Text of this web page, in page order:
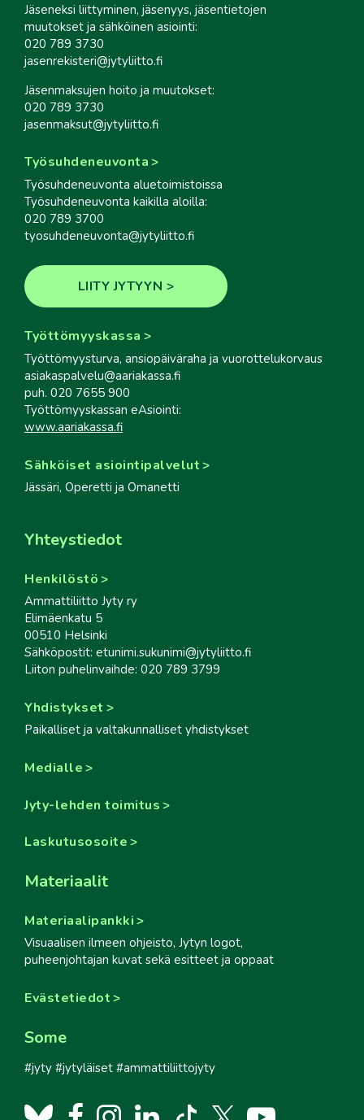
Jäseneksi liittyminen, jäsenyys, jäsentietojen
muutokset ja sähköinen asiointi:
020 789 3730
jasenrekisteri@jytyliitto.fi
Jäsenmaksujen hoito ja muutokset:
020 789 3730
jasenmaksut@jytyliitto.fi
Työsuhdeneuvonta
Työsuhdeneuvonta aluetoimistoissa
Työsuhdeneuvonta kaikilla aloilla:
020 789 3700
tyosuhdeneuvonta@jytyliitto.fi
LIITY JYTYYN
Työttömyyskassa
Työttömyysturva, ansiopäiväraha ja vuorottelukorvaus
asiakaspalvelu@aariakassa.fi
puh. 020 7655 900
Työttömyyskassan eAsiointi:
www.aariakassa.fi
Sähköiset asiointipalvelut
Jässäri, Operetti ja Omanetti
Yhteystiedot
Henkilöstö
Ammattiliitto Jyty ry
Elimäenkatu 5
00510 Helsinki
Sähköpostit: etunimi.sukunimi@jytyliitto.fi
Liiton puhelinvaihde: 020 789 3799
Yhdistykset
Paikalliset ja valtakunnalliset yhdistykset
Medialle
Jyty-lehden toimitus
Laskutusosoite
Materiaalit
Materiaalipankki
Visuaalisen ilmeen ohjeisto, Jytyn logot,
puheenjohtajan kuvat sekä esitteet ja oppaat
Evästetiedot
Some
#jyty #jytyläiset #ammattiliittojyty